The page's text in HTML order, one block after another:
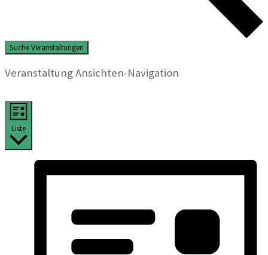
Suche Veranstaltungen
Veranstaltung Ansichten-Navigation
Liste